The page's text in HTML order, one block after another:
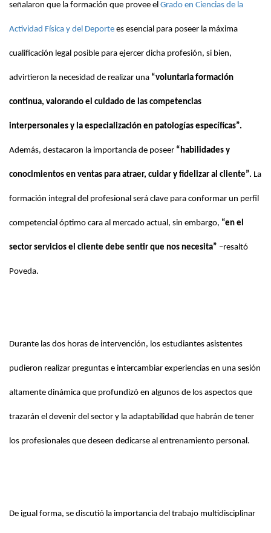
señalaron que la formación que provee el Grado en Ciencias de la
Actividad Física y del Deporte es esencial para poseer la máxima
cualificación legal posible para ejercer dicha profesión, si bien,
advirtieron la necesidad de realizar una “voluntaria formación
continua, valorando el cuidado de las competencias
interpersonales y la especialización en patologías específicas”.
Además, destacaron la importancia de poseer “habilidades y
conocimientos en ventas para atraer, cuidar y fidelizar al cliente”. La
formación integral del profesional será clave para conformar un perfil
competencial óptimo cara al mercado actual, sin embargo, “en el
sector servicios el cliente debe sentir que nos necesita” –resaltó
Poveda.
Durante las dos horas de intervención, los estudiantes asistentes
pudieron realizar preguntas e intercambiar experiencias en una sesión
altamente dinámica que profundizó en algunos de los aspectos que
trazarán el devenir del sector y la adaptabilidad que habrán de tener
los profesionales que deseen dedicarse al entrenamiento personal.
De igual forma, se discutió la importancia del trabajo multidisciplinar